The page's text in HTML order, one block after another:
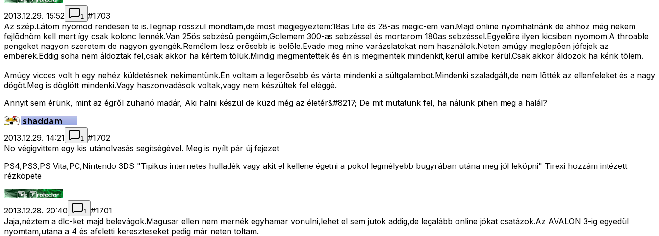
2013.12.29. 15:52 1 #1703
Az szép.Látom nyomod rendesen te is.Tegnap rosszul mondtam,de most megjegyeztem:18as Life és 28-as megic-em van.Majd online nyomhatnánk de ahhoz még nekem
fejlõdnöm kell mert így csak kolonc lennék.Van 25ös sebzésû pengéim,Golemem 300-as sebzéssel és mortarom 180as sebzéssel.Egyelõre ilyen kicsiben nyomom.A throable
pengéket nagyon szeretem de nagyon gyengék.Remélem lesz erõsebb is belõle.Evade meg mine varázslatokat nem használok.Neten amúgy meglepõen jófejek az
emberek.Eddig soha nem áldoztak fel,csak akkor ha kértem tõlük.Mindig megmentettek és én is megmentek mindenkit,kerül amibe kerül.Csak akkor áldozok ha kérik tõlem.
Amúgy vicces volt h egy nehéz küldetésnek nekimentünk.Én voltam a legerõsebb és várta mindenki a sültgalambot.Mindenki szaladgált,de nem lõtték az ellenfeleket és a nagy
dögöt.Meg is döglött mindenki.Vagy haszonvadások voltak,vagy nem készültek fel eléggé.
Annyit sem érünk, mint az égről zuhanó madár, Aki halni készül de küzd még az életér&#8217; De mit mutatunk fel, ha nálunk pihen meg a halál?
2013.12.29. 14:21 1 #1702
No végigvittem egy kis utánolvasás segítségével. Meg is nyílt pár új fejezet
PS4,PS3,PS Vita,PC,Nintendo 3DS "Tipikus internetes hulladék vagy akit el kellene égetni a pokol legmélyebb bugyrában utána meg jól leköpni" Tirexi hozzám intézett
rézköpete
2013.12.28. 20:40 1 #1701
Jaja,néztem a dlc-ket majd belevágok.Magusar ellen nem mernék egyhamar vonulni,lehet el sem jutok addig,de legalább online jókat csatázok.Az AVALON 3-ig egyedül
nyomtam,utána a 4 és afeletti kereszteseket pedig már neten toltam.